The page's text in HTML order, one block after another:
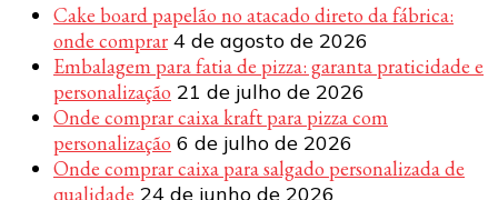
Cake board papelão no atacado direto da fábrica:
onde comprar 4 de agosto de 2026
Embalagem para fatia de pizza: garanta praticidade e
personalização 21 de julho de 2026
Onde comprar caixa kraft para pizza com
personalização 6 de julho de 2026
Onde comprar caixa para salgado personalizada de
qualidade 24 de junho de 2026